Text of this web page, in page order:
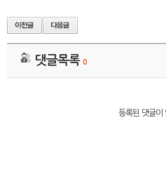
댓글목록 0
등록된 댓글이